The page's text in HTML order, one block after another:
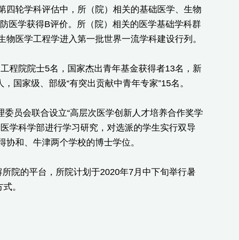
轮学科评估中，所（院）相关的基础医学、生物
医学获得B评价。所（院）相关的医学基础学科群
医学工程学进入第一批世界一流学科建设行列。
程院院士5名，国家杰出青年基金获得者13名，新
国家级、部级“有突出贡献中青年专家”15名。
员会联合设立“高层次医学创新人才培养合作奖学
学科学部进行学习研究，对选派的学生实行双导
和、牛津两个学校的博士学位。
院的平台，所院计划于2020年7月中下旬举行暑
。